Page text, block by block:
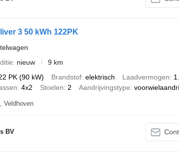
3 50 kWh 122PK
nieuw
9 km
PK (90 kW) Brandstof elektrisch Laadvermogen
4x2 Stoelen 2 Aandrijvingstype
Veldhoven
BV